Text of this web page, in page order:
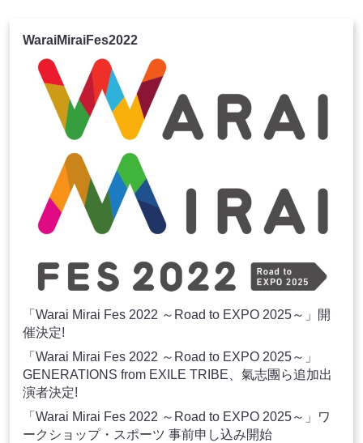
WaraiMiraiFes2022
「Warai Mirai Fes 2022 ～Road to EXPO 2025～」開
催決定!
「Warai Mirai Fes 2022 ～Road to EXPO 2025～」
GENERATIONS from EXILE TRIBE、氣志團ら追加出
演者決定!
「Warai Mirai Fes 2022 ～Road to EXPO 2025～」ワ
ークショップ・スポーツ 事前申し込み開始